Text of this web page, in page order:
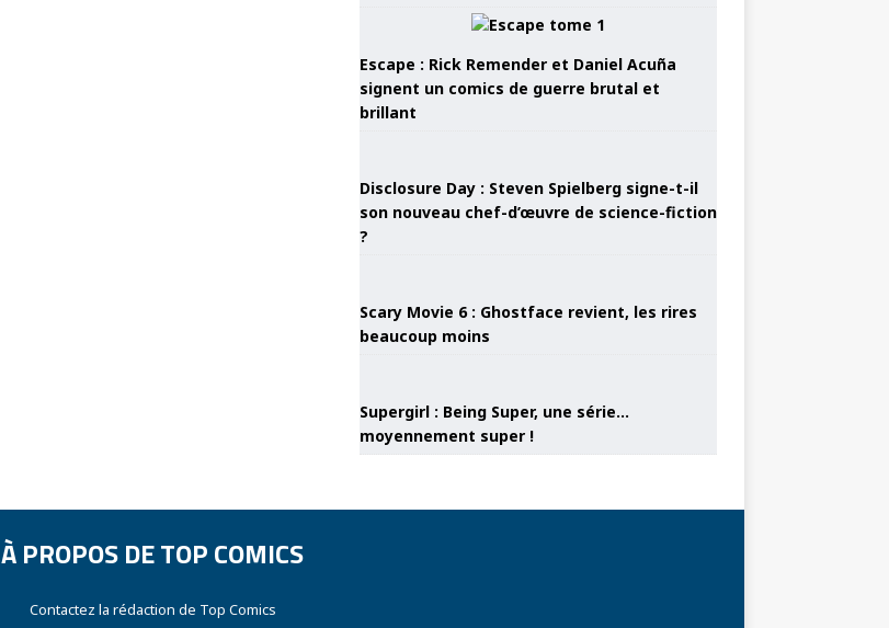
Escape : Rick Remender et Daniel Acuña
signent un comics de guerre brutal et
brillant
Disclosure Day : Steven Spielberg signe-t-il
son nouveau chef-d’œuvre de science-fiction
?
Scary Movie 6 : Ghostface revient, les rires
beaucoup moins
Supergirl : Being Super, une série…
moyennement super !
À PROPOS DE TOP COMICS
Contactez la rédaction de Top Comics